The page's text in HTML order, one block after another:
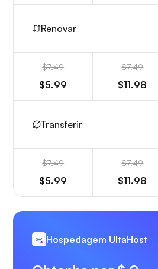
Renovar
$7.49
$5.99
$7.49
$11.98
Transferir
$7.49
$5.99
$7.49
$11.98
Hospedagem UltaHost